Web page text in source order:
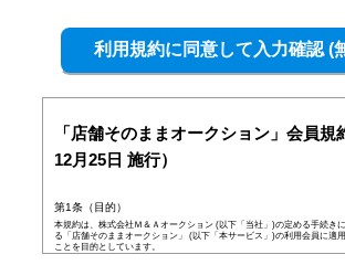
「店舗そのままオークション」会員規
12月25日 施行）
第1条（目的）
本規約は、株式会社Ｍ＆Ａオークション (以下「当社」)の定める手続き
る「店舗そのままオークション」 (以下「本サービス」)の利用会員に適
ことを目的としています。